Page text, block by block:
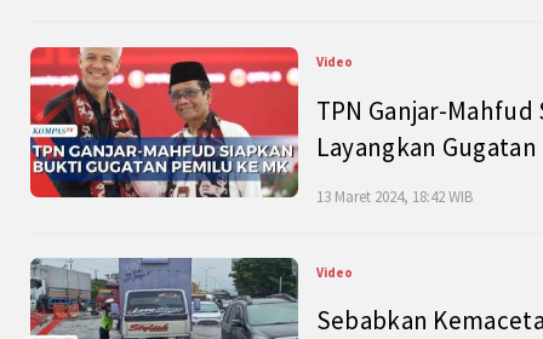
Video
TPN Ganjar-
Layangkan
13 Maret 2024, 18:42 WIB
Video
Sebabkan